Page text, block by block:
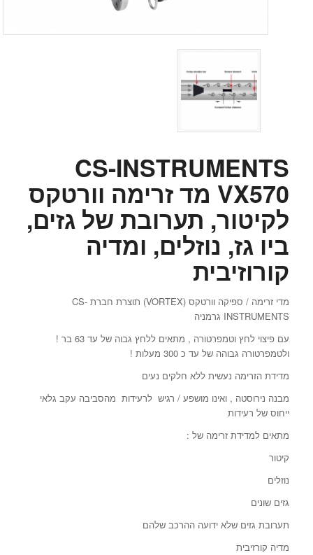
CS-INSTRUMENTS
VX570 מד זרימה וורטקס
לקיטור, תערובת של גזים,
ביו גז, נוזלים, ומדיה
קורוזיבית
מדי זרימה / ספיקה וורטקס (VORTEX) תוצרת חברת CS-
INSTRUMENTS גרמניה
עם פיצוי לחץ וטמפרטורה , מתאים ללחץ גבוה של עד 63 בר !
ולטמפרטורה גבוהה של עד כ 300 מעלות !
מדידת הזרימה נעשית ללא חלקים נעים
מבנה נירוסטה , ואינו מושפע / רגיש לרעידות מהסביבה עקב גלאי
ייחוס של רעידות
מתאים למדידת זרימה של :
קיטור
נוזלים
גזים שונים
תערובת גזים שלא ידועה ההרכב שלהם
מדיה קורזיבית